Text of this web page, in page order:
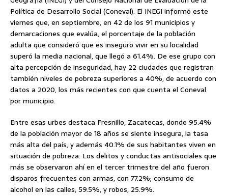
Política de Desarrollo Social (Coneval). El INEGI informó este
viernes que, en septiembre, en 42 de los 91 municipios y
demarcaciones que evalúa, el porcentaje de la población
adulta que consideró que es inseguro vivir en su localidad
superó la media nacional, que llegó a 61.4%. De ese grupo con
alta percepción de inseguridad, hay 22 ciudades que registran
también niveles de pobreza superiores a 40%, de acuerdo con
datos a 2020, los más recientes con que cuenta el Coneval
por municipio.
Entre esas urbes destaca Fresnillo, Zacatecas, donde 95.4%
de la población mayor de 18 años se siente insegura, la tasa
más alta del país, y además 40.1% de sus habitantes viven en
situación de pobreza. Los delitos y conductas antisociales que
más se observaron ahí en el tercer trimestre del año fueron
disparos frecuentes con armas, con 77.2%; consumo de
alcohol en las calles, 59.5%, y robos, 25.9%.